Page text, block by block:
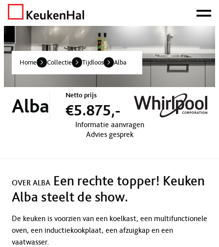
Home Collectie Tijdloos Alba
Alba Netto prijs
€5.875,-
Informatie aanvragen
Advies gesprek
OVER ALBA Een rechte topper! Keuken
Alba steelt de show.
De keuken is voorzien van een koelkast, een multifunctionele
oven, een inductiekookplaat, een afzuigkap en een
vaatwasser.